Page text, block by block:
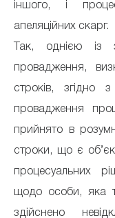
іншого, і
апеляційних скарг.
Так, однією із
провадження,
строків, згідно
провадження
прийнято в
строки, що є
процесуальних
щодо особи, яка
здійснено